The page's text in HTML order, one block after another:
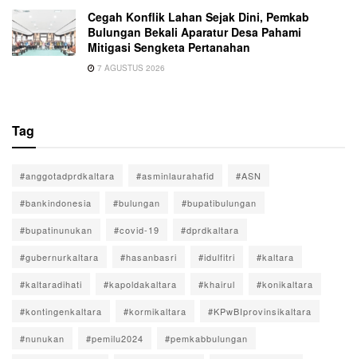
Cegah Konflik Lahan Sejak Dini, Pemkab
Bulungan Bekali Aparatur Desa Pahami
Mitigasi Sengketa Pertanahan
7 AGUSTUS 2026
Tag
#anggotadprdkaltara #asminlaurahafid #ASN
#bankindonesia #bulungan #bupatibulungan
#bupatinunukan #covid-19 #dprdkaltara
#gubernurkaltara #hasanbasri #idulfitri #kaltara
#kaltaradihati #kapoldakaltara #khairul #konikaltara
#kontingenkaltara #kormikaltara #KPwBIprovinsikaltara
#nunukan #pemilu2024 #pemkabbulungan